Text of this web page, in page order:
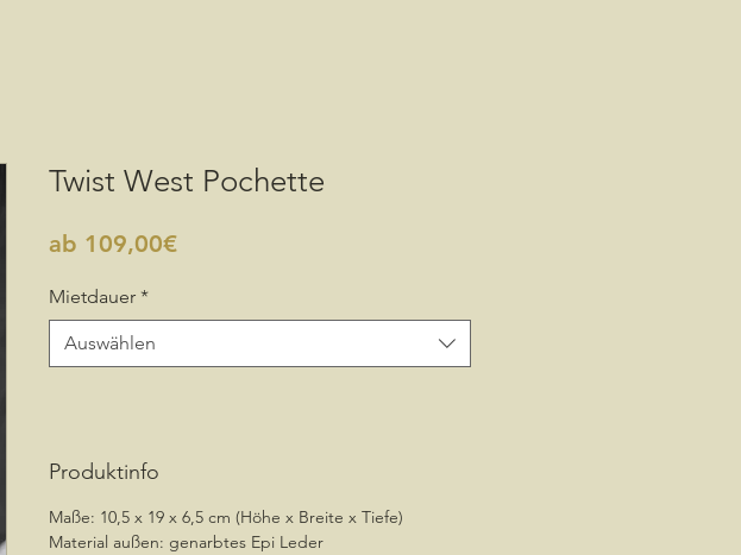
Twist West Pochette
ab 109,00€Sale-
Mietdauer *
Auswählen
Produktinfo
Maße: 10,5 x 19 x 6,5 cm (Höhe x Breite x Tiefe)
Material außen: genarbtes Epi Leder